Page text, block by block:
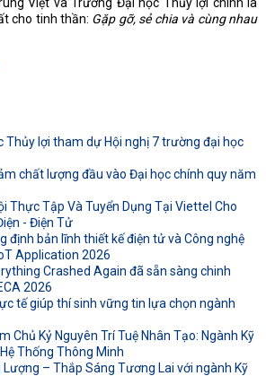
cho tinh thần: Gặp gỡ, sẻ chia và cùng nhau
Thủy lợi tham dự Hội nghị 7 trường đại học
chất lượng đầu vào Đại học chính quy năm
Thực Tập Và Tuyển Dụng Tại Viettel Cho
- Điện Tử
định bản lĩnh thiết kế điện tử và Công nghệ
Application 2026
Crashed Again đã sẵn sàng chinh
2026
tế giúp thí sinh vững tin lựa chọn ngành
Chủ Kỷ Nguyên Trí Tuệ Nhân Tạo: Ngành Kỹ
Thống Thông Minh
Lượng – Thắp Sáng Tương Lai với ngành Kỹ